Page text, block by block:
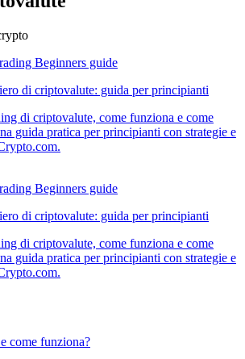
di criptovalute: guida per principianti
di criptovalute, come funziona e come
guida pratica per principianti con strategie e
di criptovalute: guida per principianti
di criptovalute, come funziona e come
guida pratica per principianti con strategie e
come funziona?